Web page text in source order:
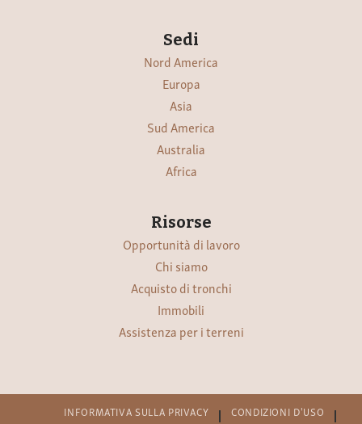
Sedi
Nord America
Europa
Asia
Sud America
Australia
Africa
Risorse
Opportunità di lavoro
Chi siamo
Acquisto di tronchi
Immobili
Assistenza per i terreni
INFORMATIVA SULLA PRIVACY CONDIZIONI D'USO